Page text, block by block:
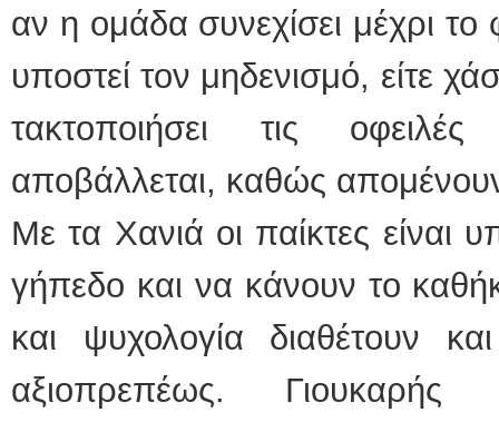
αν η ομάδα συνεχίσει μέχρι το
υποστεί τον μηδενισμό, είτε
τακτοποιήσει τις
αποβάλλεται, καθώς
Με τα Χανιά οι παίκτες είναι
γήπεδο και να κάνουν το
και ψυχολογία διαθέτουν
αξιοπρεπέως.